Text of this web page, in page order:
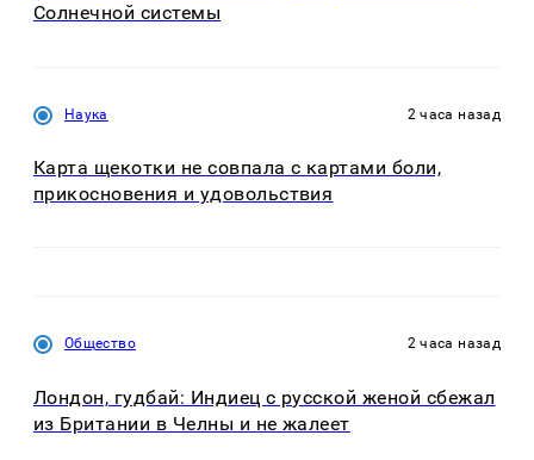
Солнечной системы
Наука 2 часа назад
Карта щекотки не совпала с картами боли,
прикосновения и удовольствия
Общество 2 часа назад
Лондон, гудбай: Индиец с русской женой сбежал
из Британии в Челны и не жалеет